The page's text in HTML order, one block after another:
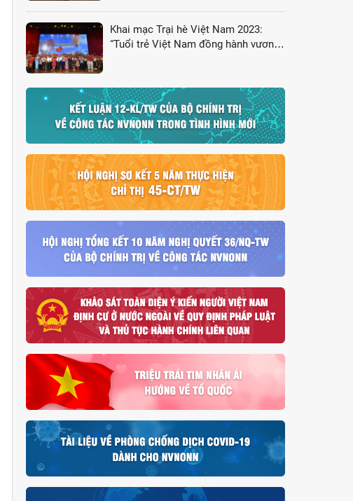
Khai mạc Trại hè Việt Nam 2023:
“Tuổi trẻ Việt Nam đồng hành vươn